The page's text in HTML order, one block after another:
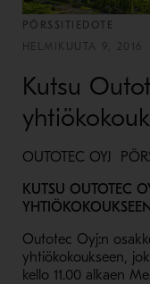
PÖRSSITIEDOTE
HELMIKUUTA 9, 2016
Kutsu
OUTOTEC OYJ
KUTSU OUTOTEC
YHTIÖKOKOUKSEEN
Outotec Oyj:n
yhtiökokoukseen,
kello 11.00 alkaen